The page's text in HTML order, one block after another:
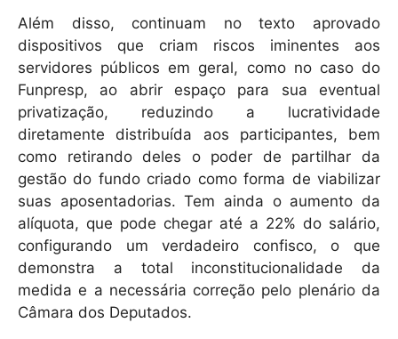
Além disso, continuam no texto aprovado
dispositivos que criam riscos iminentes aos
servidores públicos em geral, como no caso do
Funpresp, ao abrir espaço para sua eventual
privatização, reduzindo a lucratividade
diretamente distribuída aos participantes, bem
como retirando deles o poder de partilhar da
gestão do fundo criado como forma de viabilizar
suas aposentadorias. Tem ainda o aumento da
alíquota, que pode chegar até a 22% do salário,
configurando um verdadeiro confisco, o que
demonstra a total inconstitucionalidade da
medida e a necessária correção pelo plenário da
Câmara dos Deputados.